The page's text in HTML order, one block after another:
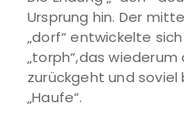
Ursprung hin. Der
„dorf“ entwickelte
„torph“,das
zurückgeht und
„Haufe“.